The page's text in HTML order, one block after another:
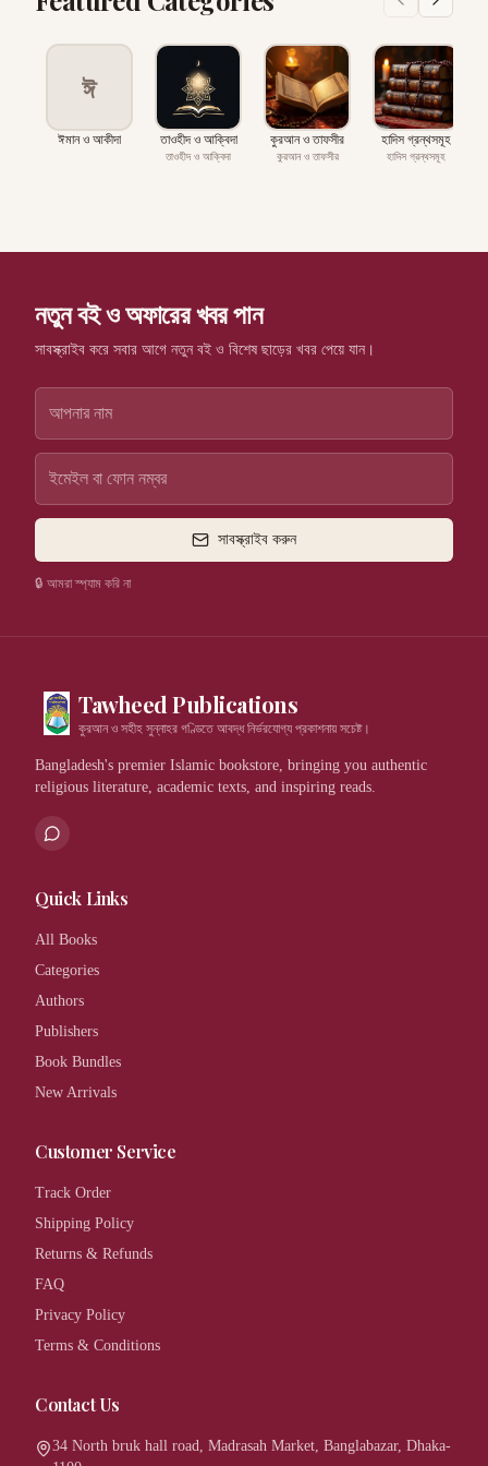
ঈ
ঈমান ও আকীদা তাওহীদ ও আক্বিদা
তাওহীদ ও আক্বিদা
কুরআন ও তাফসীর
কুরআন ও তাফসীর
হাদিস গ্রন্থসমূহ
হাদিস গ্রন্থসমূহ
নতুন বই ও অফারের খবর পান
সাবস্ক্রাইব করে সবার আগে নতুন বই ও বিশেষ ছাড়ের খবর পেয়ে যান।
সাবস্ক্রাইব করুন
🔒 আমরা স্প্যাম করি না
Tawheed Publications
কুরআন ও সহীহ সুন্নাহর গণ্ডিতে আবদ্ধ নির্ভরযোগ্য প্রকাশনায় সচেষ্ট।
Bangladesh's premier Islamic bookstore, bringing you authentic
religious literature, academic texts, and inspiring reads.
Quick Links
All Books
Categories
Authors
Publishers
Book Bundles
New Arrivals
Customer Service
Track Order
Shipping Policy
Returns & Refunds
FAQ
Privacy Policy
Terms & Conditions
Contact Us
34 North bruk hall road, Madrasah Market, Banglabazar, Dhaka-